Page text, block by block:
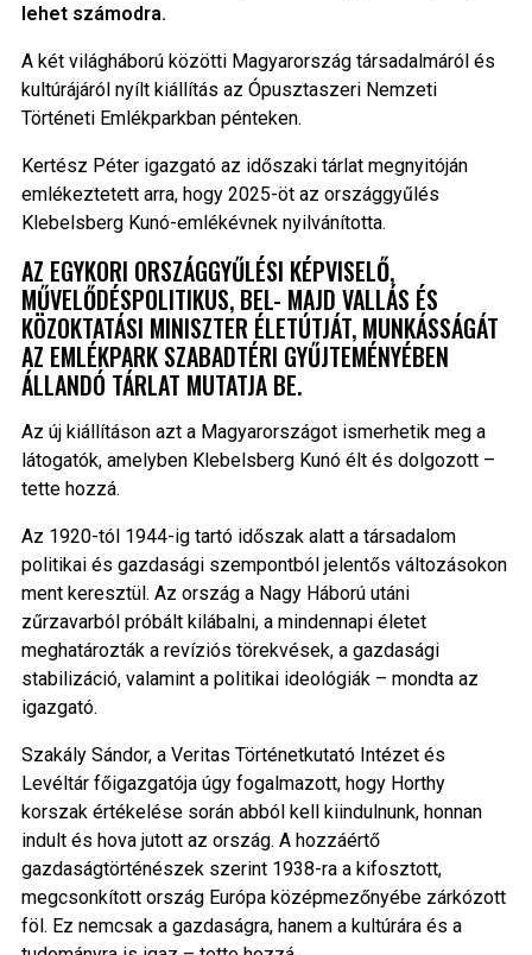
lehet számodra.
A két világháború közötti Magyarország társadalmáról és
kultúrájáról nyílt kiállítás az Ópusztaszeri Nemzeti
Történeti Emlékparkban pénteken.
Kertész Péter igazgató az időszaki tárlat megnyitóján
emlékeztetett arra, hogy 2025-öt az országgyűlés
Klebelsberg Kunó-emlékévnek nyilvánította.
AZ EGYKORI ORSZÁGGYŰLÉSI KÉPVISELŐ,
MŰVELŐDÉSPOLITIKUS, BEL- MAJD VALLÁS ÉS
KÖZOKTATÁSI MINISZTER ÉLETÚTJÁT, MUNKÁSSÁGÁT
AZ EMLÉKPARK SZABADTÉRI GYŰJTEMÉNYÉBEN
ÁLLANDÓ TÁRLAT MUTATJA BE.
Az új kiállításon azt a Magyarországot ismerhetik meg a
látogatók, amelyben Klebelsberg Kunó élt és dolgozott –
tette hozzá.
Az 1920-tól 1944-ig tartó időszak alatt a társadalom
politikai és gazdasági szempontból jelentős változásokon
ment keresztül. Az ország a Nagy Háború utáni
zűrzavarból próbált kilábalni, a mindennapi életet
meghatározták a revíziós törekvések, a gazdasági
stabilizáció, valamint a politikai ideológiák – mondta az
igazgató.
Szakály Sándor, a Veritas Történetkutató Intézet és
Levéltár főigazgatója úgy fogalmazott, hogy Horthy
korszak értékelése során abból kell kiindulnunk, honnan
indult és hova jutott az ország. A hozzáértő
gazdaságtörténészek szerint 1938-ra a kifosztott,
megcsonkított ország Európa középmezőnyébe zárkózott
föl. Ez nemcsak a gazdaságra, hanem a kultúrára és a